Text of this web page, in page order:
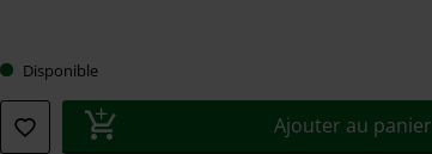
Choisissez
votre
taille
Disponible
Ajouter au panier